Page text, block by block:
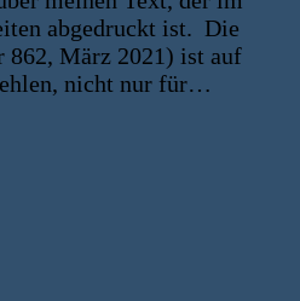
abgedruckt ist. Die
862, März 2021) ist auf
nicht nur für…